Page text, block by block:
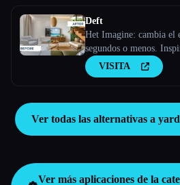
Deft
Het Imagine: cambia el
segundos o menos.
interiores, puesta en
VISITA
Ver todas las alternativas a
Ver más aplicaciones de la